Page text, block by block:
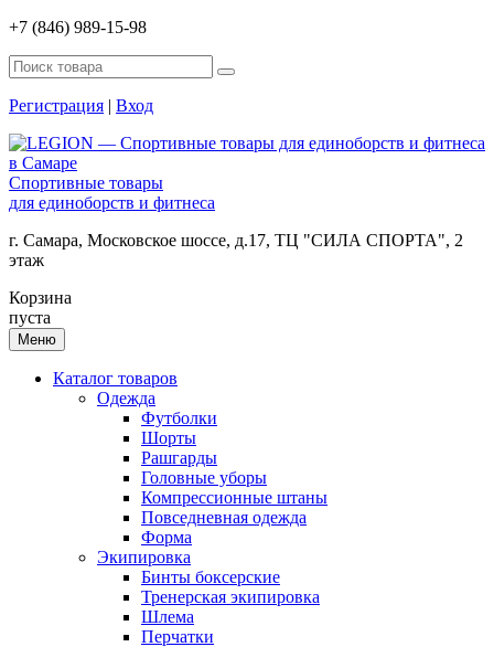
+7 (846) 989-15-98
Регистрация | Вход
Спортивные товары
для единоборств и фитнеса
г. Самара, Московское шоссе, д.17, ТЦ "СИЛА СПОРТА", 2
этаж
Корзина
пуста
Меню
Каталог товаров
Одежда
Футболки
Шорты
Рашгарды
Головные уборы
Компрессионные штаны
Повседневная одежда
Форма
Экипировка
Бинты боксерские
Тренерская экипировка
Шлема
Перчатки